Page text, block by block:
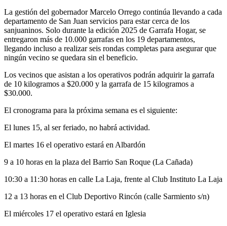
La gestión del gobernador Marcelo Orrego continúa llevando a cada
departamento de San Juan servicios para estar cerca de los
sanjuaninos. Solo durante la edición 2025 de Garrafa Hogar, se
entregaron más de 10.000 garrafas en los 19 departamentos,
llegando incluso a realizar seis rondas completas para asegurar que
ningún vecino se quedara sin el beneficio.
Los vecinos que asistan a los operativos podrán adquirir la garrafa
de 10 kilogramos a $20.000 y la garrafa de 15 kilogramos a
$30.000.
El cronograma para la próxima semana es el siguiente:
El lunes 15, al ser feriado, no habrá actividad.
El martes 16 el operativo estará en Albardón
9 a 10 horas en la plaza del Barrio San Roque (La Cañada)
10:30 a 11:30 horas en calle La Laja, frente al Club Instituto La Laja
12 a 13 horas en el Club Deportivo Rincón (calle Sarmiento s/n)
El miércoles 17 el operativo estará en Iglesia